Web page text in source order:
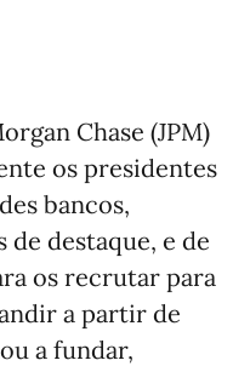
Chase (JPM)
os presidentes
bancos,
destaque, e de
os recrutar para
a partir de
a fundar,